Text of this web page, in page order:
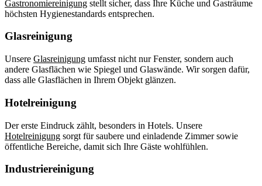
Gastronomiereinigung stellt sicher, dass Ihre Küche und Gasträume
höchsten Hygienestandards entsprechen.
Glasreinigung
Unsere Glasreinigung umfasst nicht nur Fenster, sondern auch
andere Glasflächen wie Spiegel und Glaswände. Wir sorgen dafür,
dass alle Glasflächen in Ihrem Objekt glänzen.
Hotelreinigung
Der erste Eindruck zählt, besonders in Hotels. Unsere
Hotelreinigung sorgt für saubere und einladende Zimmer sowie
öffentliche Bereiche, damit sich Ihre Gäste wohlfühlen.
Industriereinigung